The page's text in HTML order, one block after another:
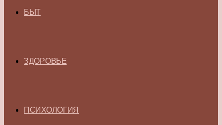
БЫТ
ЗДОРОВЬЕ
ПСИХОЛОГИЯ